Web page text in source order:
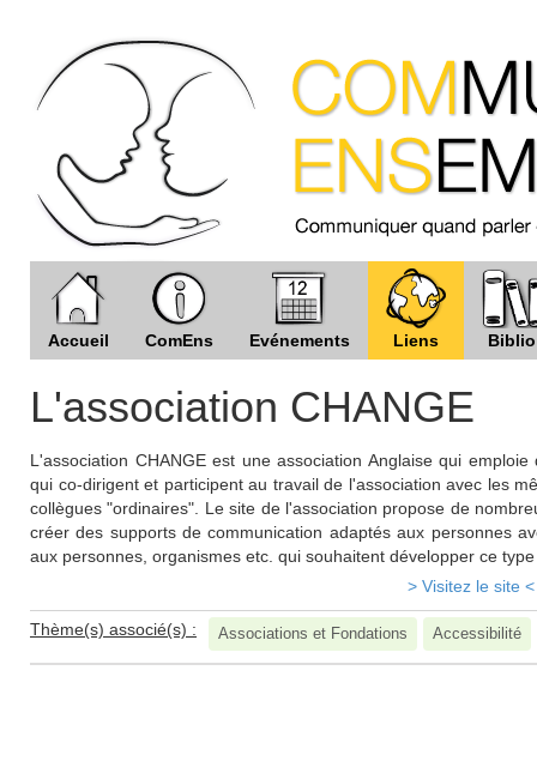
Accueil ComEns Evénements Liens Biblio
L'association CHANGE
L'association CHANGE est une association Anglaise qui
qui co-dirigent et participent au travail de l'association avec les
collègues "ordinaires". Le site de l'association propose de
créer des supports de communication adaptés aux personnes
aux personnes, organismes etc. qui souhaitent développer ce
> Visitez le site <
Thème(s) associé(s) : Associations et Fondations Accessibilité